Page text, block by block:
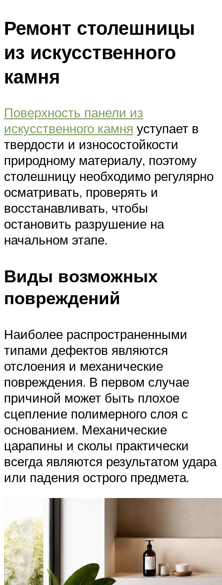
Ремонт столешницы
из искусственного
камня
Поверхность панели из
искусственного камня уступает в
твердости и износостойкости
природному материалу, поэтому
столешницу необходимо регулярно
осматривать, проверять и
восстанавливать, чтобы
остановить разрушение на
начальном этапе.
Виды возможных
повреждений
Наиболее распространенными
типами дефектов являются
отслоения и механические
повреждения. В первом случае
причиной может быть плохое
сцепление полимерного слоя с
основанием. Механические
царапины и сколы практически
всегда являются результатом удара
или падения острого предмета.